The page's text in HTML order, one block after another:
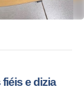
e dizia